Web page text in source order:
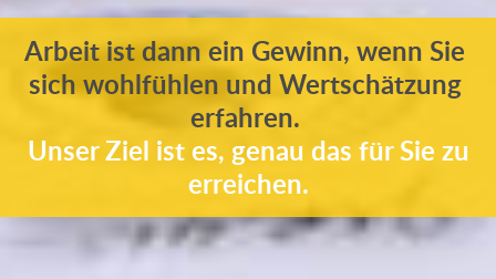
Arbeit ist dann ein Gewinn, wenn Sie
sich wohlfühlen und Wertschätzung
erfahren.
Unser Ziel ist es, genau das für Sie zu
erreichen.